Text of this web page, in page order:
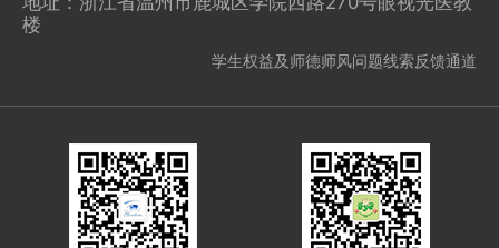
楼
学生权益及师德师风问题线索反馈通道